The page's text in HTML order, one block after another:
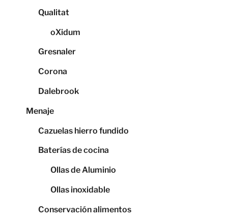
Qualitat
oXidum
Gresnaler
Corona
Dalebrook
Menaje
Cazuelas hierro fundido
Baterías de cocina
Ollas de Aluminio
Ollas inoxidable
Conservación alimentos